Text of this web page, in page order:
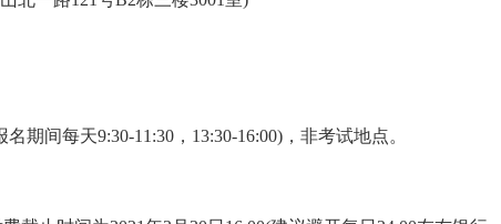
间每天9:30-11:30，13:30-16:00)，非考试地点。